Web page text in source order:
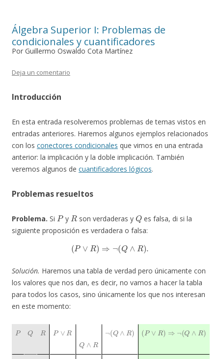
Álgebra Superior I: Problemas de
condicionales y cuantificadores
Por Guillermo Oswaldo Cota Martínez
Deja un comentario
Introducción
En esta entrada resolveremos problemas de temas vistos en
entradas anteriores. Haremos algunos ejemplos relacionados
con los conectores condicionales que vimos en una entrada
anterior: la implicación y la doble implicación. También
veremos algunos de cuantificadores lógicos.
Problemas resueltos
Problema. Si
P
y
R
son verdaderas y
Q
es falsa, di si la
siguiente proposición es verdadera o falsa:
( P ∨R ⇒ Q∧ R
Solución. Haremos una tabla de verdad pero únicamente con
los valores que nos dan, es decir, no vamos a hacer la tabla
para todos los casos, sino únicamente los que nos interesan
en este momento:
(Q ( ⇒ ∧